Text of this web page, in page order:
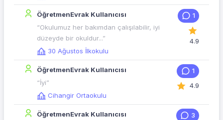
ÖğretmenEvrak Kullanıcısı
“Okulumuz her bakımdan çalışılabilir, iyi
düzeyde bir okuldur...”
30 Ağustos İlkokulu
1
4.9
ÖğretmenEvrak Kullanıcısı
“İyi”
Cihangir Ortaokulu
1
4.9
ÖğretmenEvrak Kullanıcısı
3